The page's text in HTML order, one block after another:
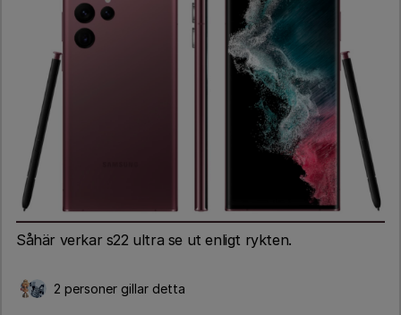
Såhär verkar s22 ultra se ut enligt rykten.
2 personer gillar detta